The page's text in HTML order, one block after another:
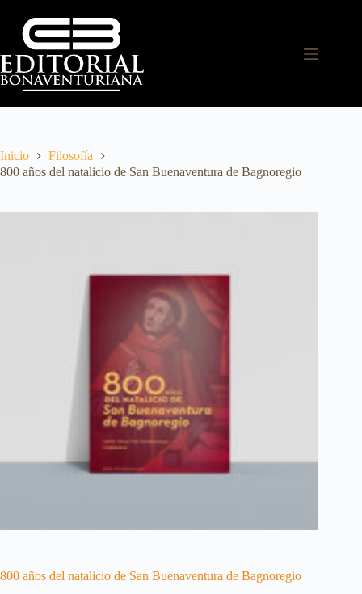
Inicio
Filosofía
800 años del natalicio de San Buenaventura de Bagnoregio
800 años del natalicio de San Buenaventura de Bagnoregio